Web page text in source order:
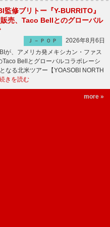
監修ブリトー『Y-BURRITO』
売、Taco Bellとのグローバル
Ｊ－ＰＯＰ
2026年8月6日
が、アメリカ発メキシカン・ファス
Taco Bellとグローバルコラボレーシ
る北米ツアー【YOASOBI NORTH
きを読む
more »